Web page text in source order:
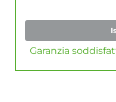
Garanzia